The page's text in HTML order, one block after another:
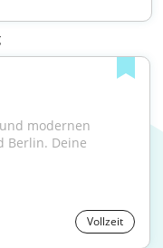
modernen
Berlin. Deine
Vollzeit